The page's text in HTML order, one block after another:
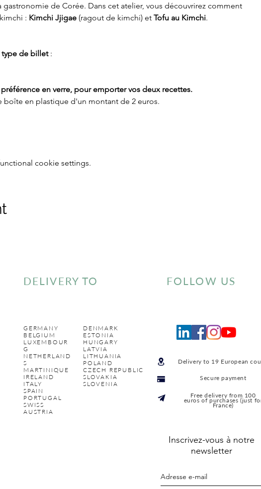
de Corée. Dans cet atelier, vous découvrirez comment
: Kimchi Jjigae (ragout de kimchi) et Tofu au Kimchi.
type de billet :
en verre, pour emporter vos deux recettes.
boîte en plastique d'un montant de 2 euros.
cookie settings.
DELIVERY TO
GERMANY
BELGIUM
LUXEMBOUR
G
NETHERLAND
S
MARTINIQUE
IRELAND
ITALY
SPAIN
PORTUGAL
SWISS
AUSTRIA
DENMARK
ESTONIA
HUNGARY
LATVIA
LITHUANIA
POLAND
CZECH REPUBLIC
SLOVAKIA
SLOVENIA
FOLLOW US
Delivery to 19 European
Secure payment
Free delivery from 100
euros of purchases (just
France)
Inscrivez-vous à notre
newsletter